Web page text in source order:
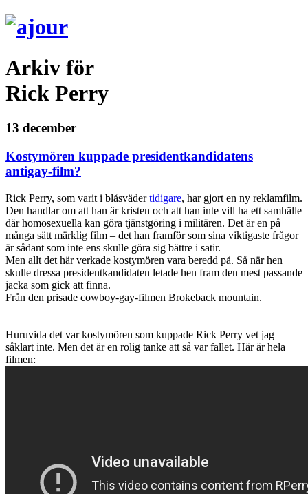
Arkiv för
Rick Perry
13 december
Kostymören kuppade presidentkandidatens
antigay-film?
Rick Perry, som varit i blåsvädertidigare, har gjort en ny reklamfilm.
Den handlar om att han är kristen och att han inte vill ha ett samhälle
där homosexuella kan göra tjänstgöring i militären. Det är en på
många sätt märklig film – det han framför som sina viktigaste frågor
är sådant som inte ens skulle göra sig bättre i satir.
Men allt det här verkade kostymören vara beredd på. Så när hen
skulle dressa presidentkandidaten letade hen fram den mest passande
jacka som gick att finna.
Från den prisade cowboy-gay-filmen Brokeback mountain.
Huruvida det var kostymören som kuppade Rick Perry vet jag
såklart inte. Men det är en rolig tanke att så var fallet. Här är hela
filmen: